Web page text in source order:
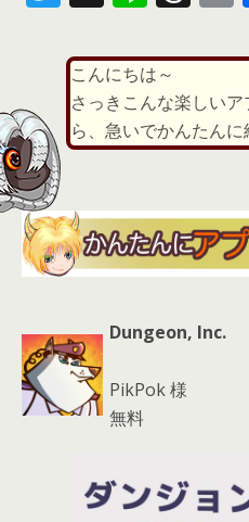
itt
er
e re
a
d
s
l
こんにちは～
さっきこんな楽しい
ら、急いでかんたんに
Dungeon, Inc.
PikPok 様
無料